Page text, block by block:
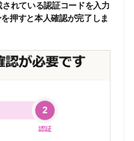
れている認証コードを入力
押すと本人確認が完了しま